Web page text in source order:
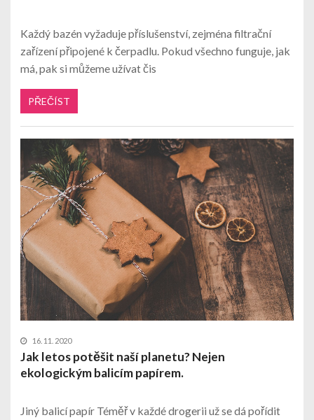
Každý bazén vyžaduje příslušenství, zejména filtrační
zařízení připojené k čerpadlu. Pokud všechno funguje, jak
má, pak si můžeme užívat čis
PŘEČÍST
16. 11. 2020
Jak letos potěšit naší planetu? Nejen
ekologickým balicím papírem.
Jiný balicí papír Téměř v každé drogerii už se dá pořídit